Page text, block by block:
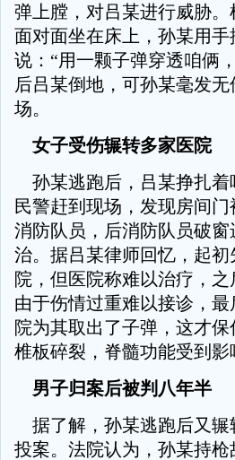
弹上膛，对吕某进行威胁
面对面坐在床上，孙某用
说：“用一颗子弹穿透咱俩
后吕某倒地，可孙某毫发
场。
女子受伤辗转多家医院
孙某逃跑后，吕某挣扎着
民警赶到现场，发现房间
消防队员，后消防队员破
治。据吕某律师回忆，起
院，但医院称难以治疗，
由于伤情过重难以接诊，
院为其取出了子弹，这才
椎板碎裂，脊髓功能受到
男子归案后被判八年半
据了解，孙某逃跑后又辗
投案。法院认为，孙某持